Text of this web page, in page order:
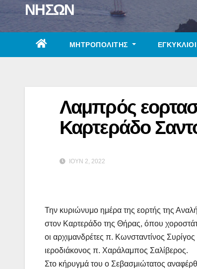
ΝΗΣΩΝ
ΜΗΤΡΟΠΟΛΙΤΗΣ ΕΓΚΥΚΛΙΟΙ
Λαμπρός
Καρτεράδο
ΙΟΎΝ 2, 2022
Την κυριώνυμο ημέρα της εορτής της
στον Καρτεράδο της Θήρας, όπου
οι αρχιμανδρέτες π. Κωνσταντίνος
ιεροδιάκονος π. Χαράλαμπος Σαλίβερος.
Στο κήρυγμά του ο Σεβασμιώτατος